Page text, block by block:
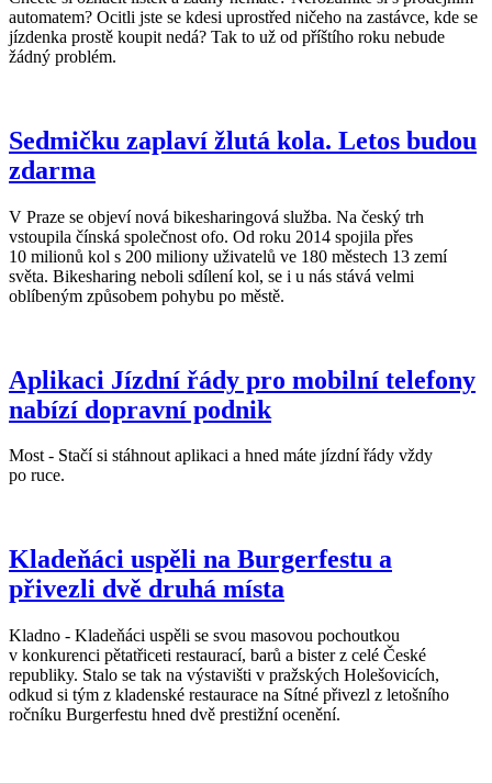
automatem? Ocitli jste se kdesi uprostřed ničeho na zastávce, kde se
jízdenka prostě koupit nedá? Tak to už od příštího roku nebude
žádný problém.
Sedmičku zaplaví žlutá kola. Letos budou
zdarma
V Praze se objeví nová bikesharingová služba. Na český trh
vstoupila čínská společnost ofo. Od roku 2014 spojila přes
10 milionů kol s 200 miliony uživatelů ve 180 městech 13 zemí
světa. Bikesharing neboli sdílení kol, se i u nás stává velmi
oblíbeným způsobem pohybu po městě.
Aplikaci Jízdní řády pro mobilní telefony
nabízí dopravní podnik
Most - Stačí si stáhnout aplikaci a hned máte jízdní řády vždy
po ruce.
Kladeňáci uspěli na Burgerfestu a
přivezli dvě druhá místa
Kladno - Kladeňáci uspěli se svou masovou pochoutkou
v konkurenci pětatřiceti restaurací, barů a bister z celé České
republiky. Stalo se tak na výstavišti v pražských Holešovicích,
odkud si tým z kladenské restaurace na Sítné přivezl z letošního
ročníku Burgerfestu hned dvě prestižní ocenění.